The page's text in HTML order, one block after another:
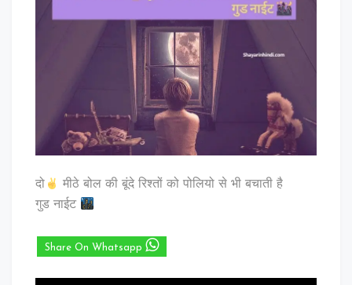
दो
मीठे बोल की बूंदे रिश्तों को पोलियो से भी बचाती है
गुड नाईट
Share On Whatsapp